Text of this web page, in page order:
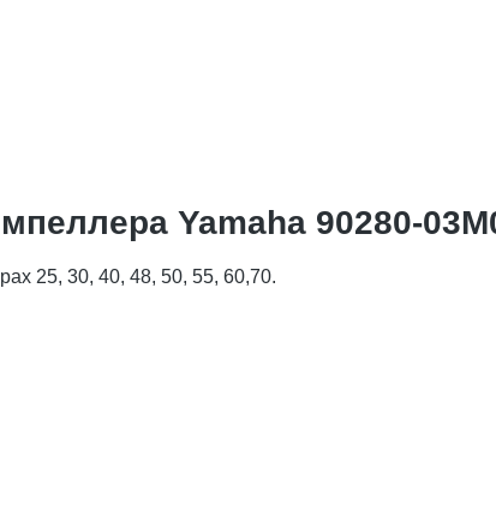
Yamaha 90280-
25, 30, 40, 48, 50, 55, 60,70.